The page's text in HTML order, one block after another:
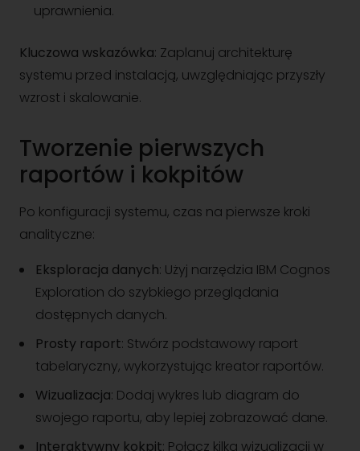
uprawnienia.
Kluczowa wskazówka: Zaplanuj architekturę
systemu przed instalacją, uwzględniając przyszły
wzrost i skalowanie.
Tworzenie pierwszych
raportów i kokpitów
Po konfiguracji systemu, czas na pierwsze kroki
analityczne:
Eksploracja danych: Użyj narzędzia IBM Cognos
Exploration do szybkiego przeglądania
dostępnych danych.
Prosty raport: Stwórz podstawowy raport
tabelaryczny, wykorzystując kreator raportów.
Wizualizacja: Dodaj wykres lub diagram do
swojego raportu, aby lepiej zobrazować dane.
Interaktywny kokpit: Połącz kilka wizualizacji w